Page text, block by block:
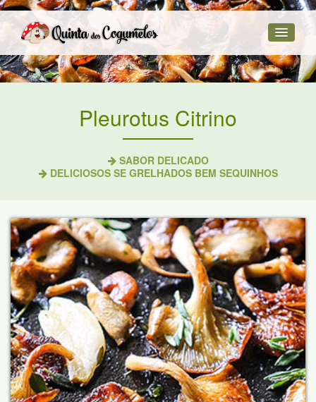
Pleurotus Citrino
SABOR DELICADO
DELICIOSOS SE GRELHADOS BEM SEQUINHOS